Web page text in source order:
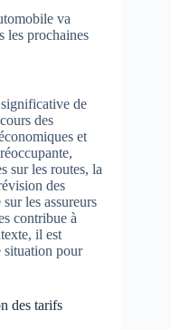
va
les prochaines
significative de
des
et
sur les routes, la
des
les assureurs
contribue à
il est
situation pour
des tarifs